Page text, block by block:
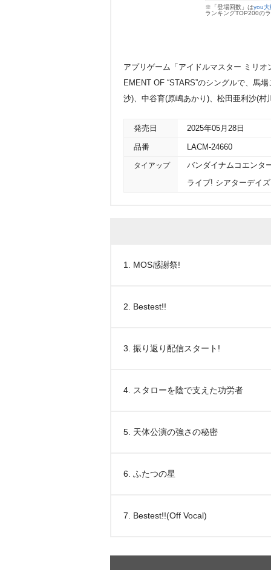
※「登場回数」はyou大
ランキングTOP200の
アプリゲーム「アイドルマスター ミリ
EMENT OF “STARS”のシングルで、馬
沙)、中谷育(原嶋あかり)、松田亜利沙(
発売日 2025年05月28日
品番 LACM-24660
タイアップ バンダイナムコエンタ
ライブ! シアターデイ
1. MOS感謝祭!
2. Bestest!!
3. 振り返り配信スタート!
4. スタローを陰で支えた功労者
5. 天体公演の強さの秘密
6. ふたつの星
7. Bestest!!(Off Vocal)